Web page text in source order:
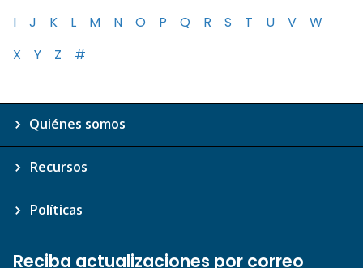
I
J K L M N O P Q R S T U V
W
X
Y Z #
Quiénes somos
Recursos
Políticas
Reciba actualizaciones por correo